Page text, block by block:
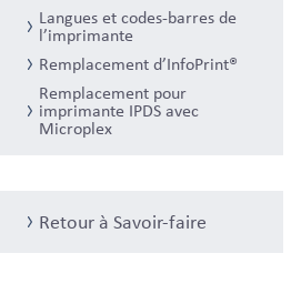
Langues et codes-barres de
l’imprimante
Remplacement d’InfoPrint®
Remplacement pour
imprimante IPDS avec
Microplex
Retour à Savoir-faire